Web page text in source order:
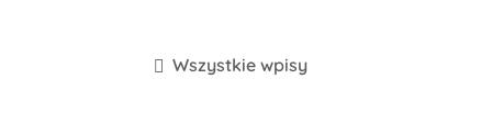
Wszystkie wpisy